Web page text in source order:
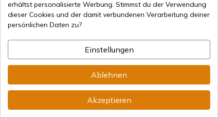
Sichere Zahlungsmethoden
Internationaler Versand
erhältst personalisierte Werbung. Stimmst du der Verwendung
dieser Cookies und der damit verbundenen Verarbeitung deiner
persönlichen Daten zu?
Einstellungen
Ablehnen
Akzeptieren